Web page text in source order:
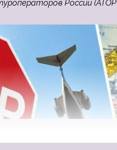
России (АТОР